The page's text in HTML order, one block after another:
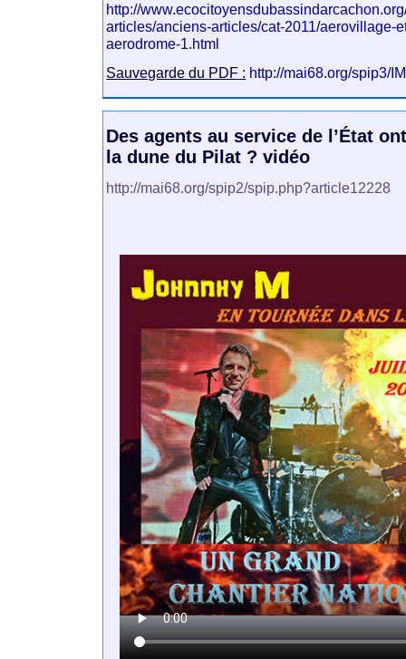
http://
articles/anciens-articles/cat-2011/aerovillage-
aerodrome-1.html
Sauvegarde du PDF : http://mai68.org/spip3/
Des agents au service de l’État
la dune du Pilat ? vidéo
http://mai68.org/spip2/spip.php?article12228